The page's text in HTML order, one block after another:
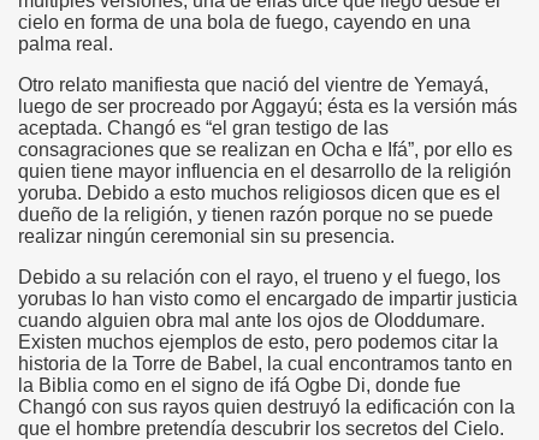
cielo en forma de una bola de fuego, cayendo en una
palma real.
Otro relato manifiesta que nació del vientre de Yemayá,
luego de ser procreado por Aggayú; ésta es la versión más
aceptada. Changó es “el gran testigo de las
consagraciones que se realizan en Ocha e Ifá”, por ello es
quien tiene mayor influencia en el desarrollo de la religión
yoruba. Debido a esto muchos religiosos dicen que es el
dueño de la religión, y tienen razón porque no se puede
realizar ningún ceremonial sin su presencia.
Debido a su relación con el rayo, el trueno y el fuego, los
yorubas lo han visto como el encargado de impartir justicia
cuando alguien obra mal ante los ojos de Oloddumare.
Existen muchos ejemplos de esto, pero podemos citar la
historia de la Torre de Babel, la cual encontramos tanto en
la Biblia como en el signo de ifá Ogbe Di, donde fue
Changó con sus rayos quien destruyó la edificación con la
que el hombre pretendía descubrir los secretos del Cielo.